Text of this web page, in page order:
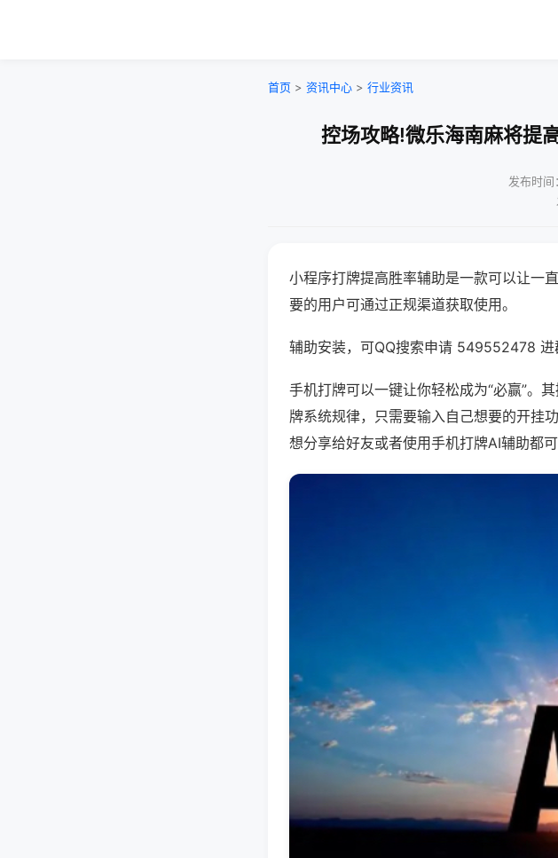
首页 > 资讯中心 > 行业资讯
控场攻略!微乐海南麻将提
发布时
小程序打牌提高胜率辅助是一款可以让一
要的用户可通过正规渠道获取使用。
辅助安装，可QQ搜索申请 549552478 进
手机打牌可以一键让你轻松成为“必赢”。
牌系统规律，只需要输入自己想要的开挂
想分享给好友或者使用手机打牌AI辅助都可